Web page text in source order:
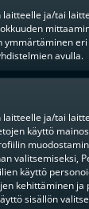
ja/tai
ymmärtäminen
avulla.
ja/tai
käyttö
valitsemiseksi,
käyttö
kehittäminen ja
sisällön